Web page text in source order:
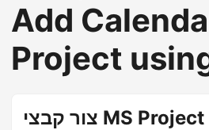
Add
Project
צור קבצי MS Project באמצעות